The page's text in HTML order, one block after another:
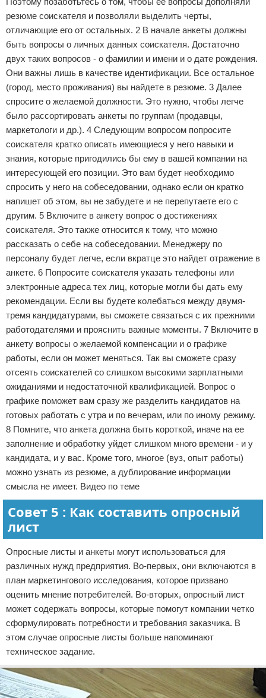
резюме соискателя и позволяли выделить черты,
отличающие его от остальных. 2 В начале анкеты должны
быть вопросы о личных данных соискателя. Достаточно
двух таких вопросов - о фамилии и имени и о дате рождения.
Они важны лишь в качестве идентификации. Все остальное
(город, место проживания) вы найдете в резюме. 3 Далее
спросите о желаемой должности. Это нужно, чтобы легче
было рассортировать анкеты по группам (продавцы,
маркетологи и др.). 4 Следующим вопросом попросите
соискателя кратко описать имеющиеся у него навыки и
знания, которые пригодились бы ему в вашей компании на
интересующей его позиции. Это вам будет необходимо
спросить у него на собеседовании, однако если он кратко
напишет об этом, вы не забудете и не перепутаете его с
другим. 5 Включите в анкету вопрос о достижениях
соискателя. Это также относится к тому, что можно
рассказать о себе на собеседовании. Менеджеру по
персоналу будет легче, если вкратце это найдет отражение в
анкете. 6 Попросите соискателя указать телефоны или
электронные адреса тех лиц, которые могли бы дать ему
рекомендации. Если вы будете колебаться между двумя-
тремя кандидатурами, вы сможете связаться с их прежними
работодателями и прояснить важные моменты. 7 Включите в
анкету вопросы о желаемой компенсации и о графике
работы, если он может меняться. Так вы сможете сразу
отсеять соискателей со слишком высокими зарплатными
ожиданиями и недостаточной квалификацией. Вопрос о
графике поможет вам сразу же разделить кандидатов на
готовых работать с утра и по вечерам, или по иному режиму.
8 Помните, что анкета должна быть короткой, иначе на ее
заполнение и обработку уйдет слишком много времени - и у
кандидата, и у вас. Кроме того, многое (вуз, опыт работы)
можно узнать из резюме, а дублирование информации
смысла не имеет. Видео по теме
Совет 5 : Как составить опросный
лист
Опросные листы и анкеты могут использоваться для
различных нужд предприятия. Во-первых, они включаются в
план маркетингового исследования, которое призвано
оценить мнение потребителей. Во-вторых, опросный лист
может содержать вопросы, которые помогут компании четко
сформулировать потребности и требования заказчика. В
этом случае опросные листы больше напоминают
техническое задание.